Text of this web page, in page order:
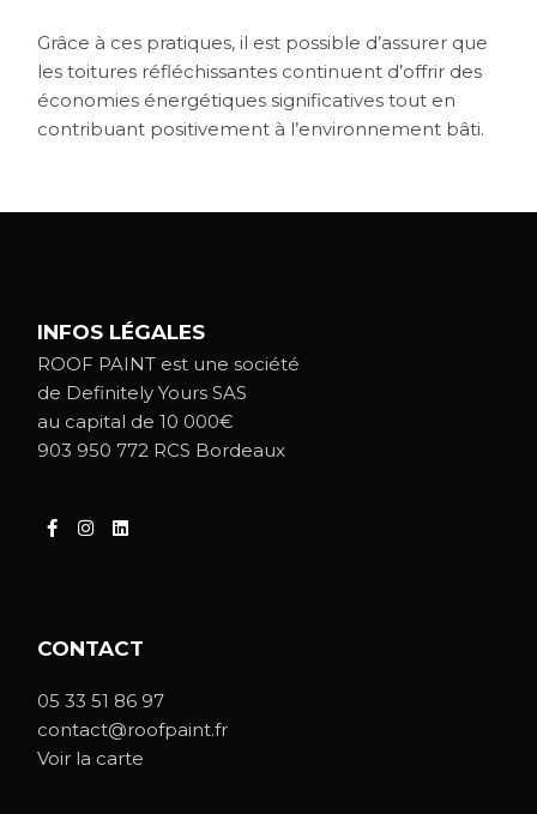
Grâce à ces pratiques, il est possible d’assurer que
les toitures réfléchissantes continuent d’offrir des
économies énergétiques significatives tout en
contribuant positivement à l’environnement bâti.
INFOS LÉGALES
ROOF PAINT est une société
de Definitely Yours SAS
au capital de 10 000€
903 950 772 RCS Bordeaux
CONTACT
05 33 51 86 97
contact@roofpaint.fr
Voir la carte